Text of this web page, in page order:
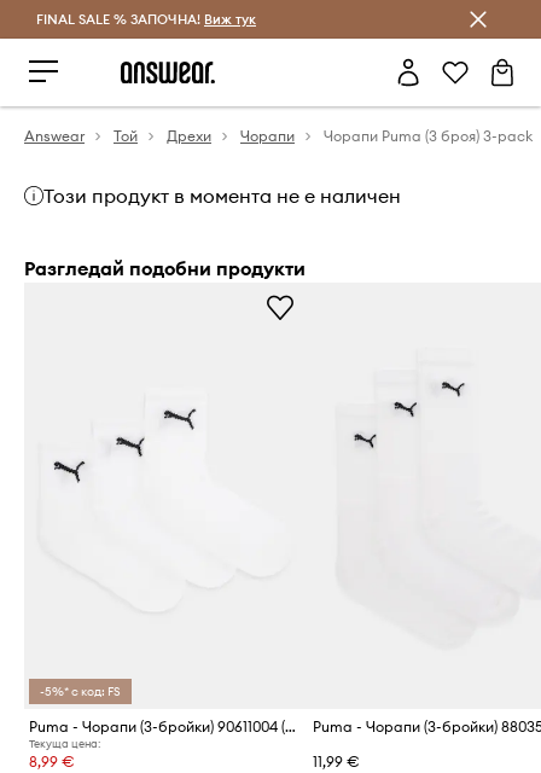
Спестявай с Answear Club
FINAL SALE % ЗАПОЧНА! Виж тук
Answear Той Дрехи Чорапи Чорапи Puma (3 броя) 3-pack
Този продукт в момента не е наличен
Разгледай подобни продукти
-5%* с код: FS
Puma - Чорапи (3-бройки) 90611004 (3-pack) Short Crew
Текуща цена:
8,99 € 11,99 €